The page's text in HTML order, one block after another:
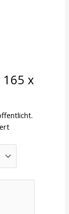
165 x